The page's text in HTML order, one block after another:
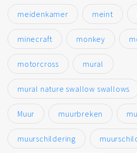
meidenkamer meint
minecraft monkey
motorcross mural
mural nature swallow swallows
Muur muurbreken
muurschildering